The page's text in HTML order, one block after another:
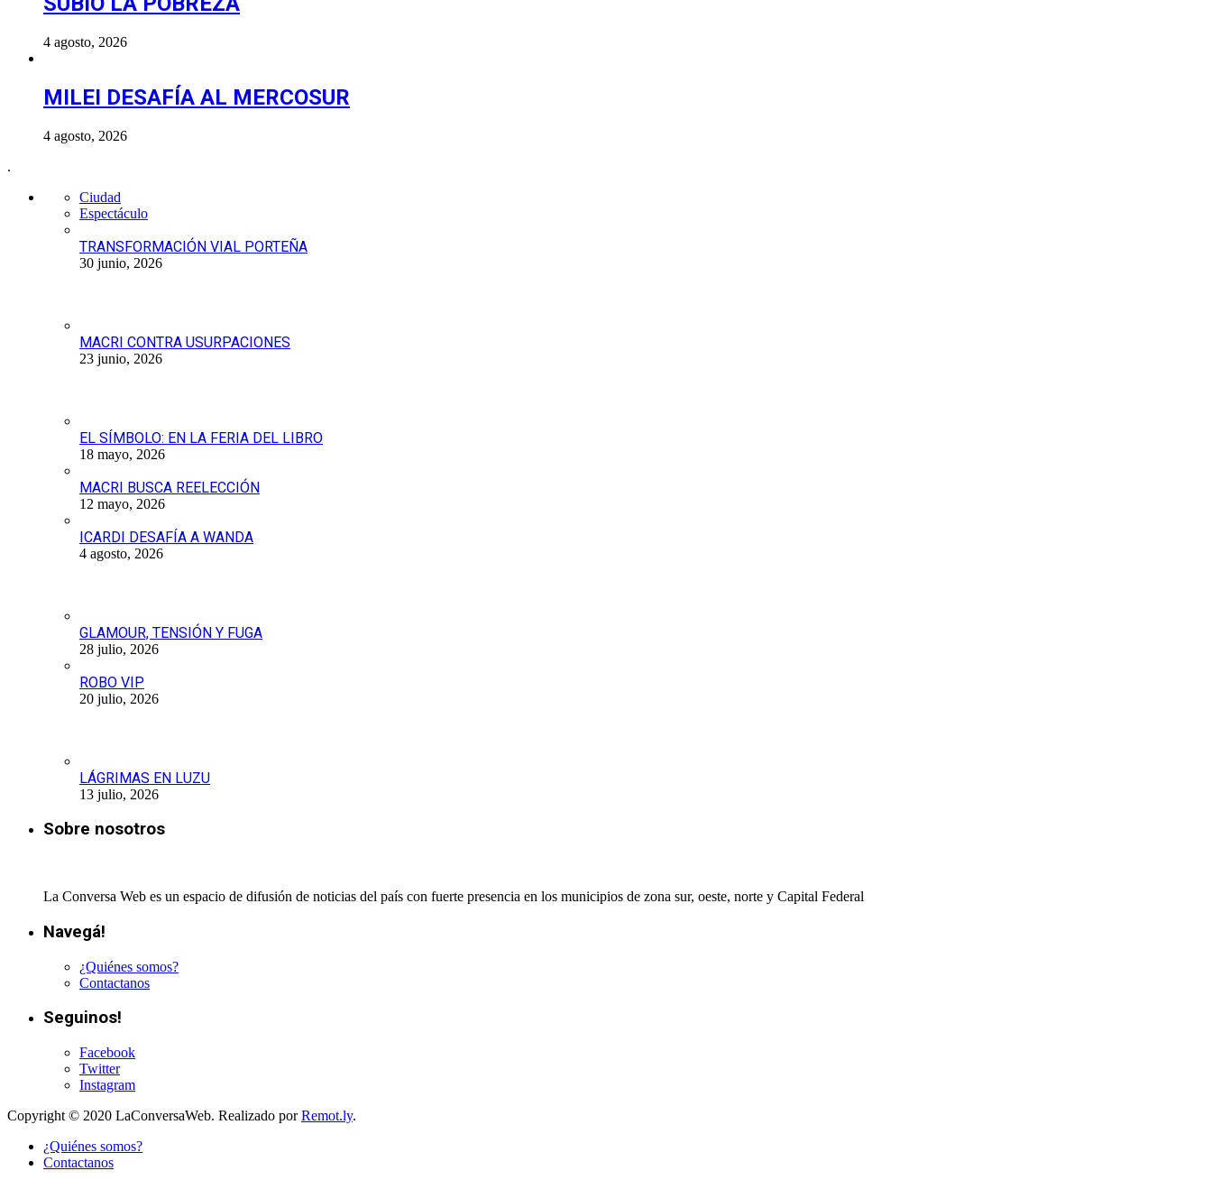
4 agosto, 2026
MILEI DESAFÍA AL MERCOSUR
4 agosto, 2026
.
Ciudad
Espectáculo
TRANSFORMACIÓN VIAL PORTEÑA
30 junio, 2026
MACRI CONTRA USURPACIONES
23 junio, 2026
EL SÍMBOLO: EN LA FERIA DEL LIBRO
18 mayo, 2026
MACRI BUSCA REELECCIÓN
12 mayo, 2026
ICARDI DESAFÍA A WANDA
4 agosto, 2026
GLAMOUR, TENSIÓN Y FUGA
28 julio, 2026
ROBO VIP
20 julio, 2026
LÁGRIMAS EN LUZU
13 julio, 2026
Sobre nosotros
La Conversa Web es un espacio de difusión de noticias del país con fuerte presencia en los municipios de zona sur, oeste, norte y Capital Federal
Navegá!
¿Quiénes somos?
Contactanos
Seguinos!
Facebook
Twitter
Instagram
Copyright © 2020 LaConversaWeb. Realizado porRemot.ly.
¿Quiénes somos?
Contactanos